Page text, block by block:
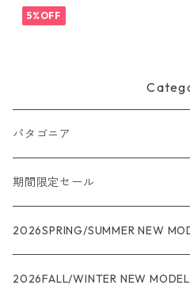
ght Aquatic Blue X-Dye 447
40 日本正規品
5%OFF
パタゴニア
メンズ
R1
R1エア
ウィメンズ
R1
ジャケット・アウター
期間限定セール
★★★
レインウェアー
2026SPRING/SUMMER NEW
2026FALL/WINTER NEW MODEL